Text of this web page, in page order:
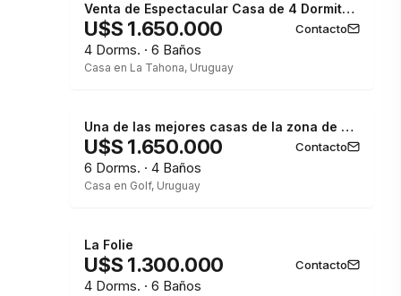
Venta de Espectacular Casa de 4 Dormitorios en Viñedos de la Tahona
U$S 1.650.000 Contacto
4 Dorms. · 6 Baños
Casa en La Tahona, Uruguay
Una de las mejores casas de la zona de golf
U$S 1.650.000 Contacto
6 Dorms. · 4 Baños
Casa en Golf, Uruguay
La Folie
U$S 1.300.000 Contacto
4 Dorms. · 6 Baños